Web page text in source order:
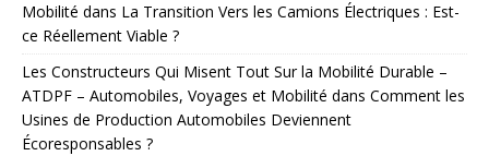
Mobilité dans La Transition Vers les Camions Électriques : Est-
ce Réellement Viable ?
Les Constructeurs Qui Misent Tout Sur la Mobilité Durable –
ATDPF – Automobiles, Voyages et Mobilité dans Comment les
Usines de Production Automobiles Deviennent
Écoresponsables ?